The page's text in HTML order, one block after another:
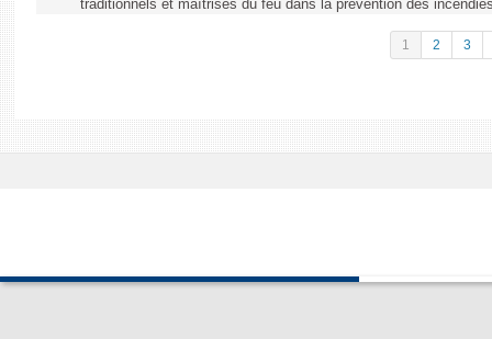
traditionnels et maîtrisés du feu dans la prévention des
1 2 3